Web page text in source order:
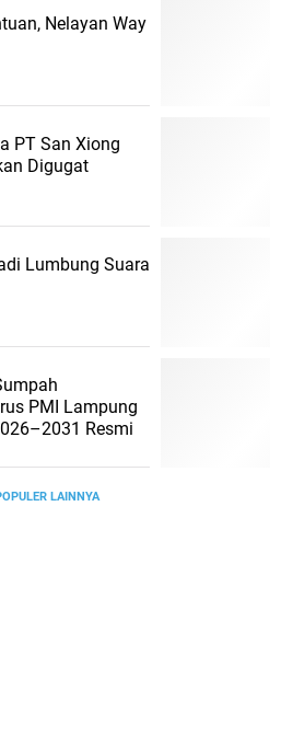
Nelayan Way
PT San Xiong
Digugat
Lumbung Suara
PMI Lampung
Resmi
LAINNYA